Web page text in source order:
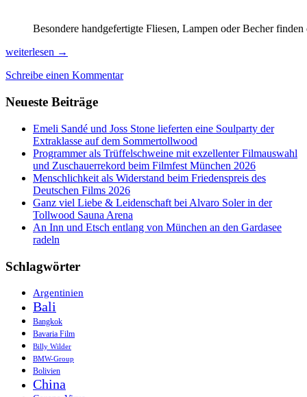
Besondere handgefertigte Fliesen, Lampen oder Becher
Genuss
Handwerk
der
Handwerk
erleben!
weiterlesen →
Schreibe einen Kommentar
Neueste Beiträge
Emeli Sandé und Joss Stone lieferten eine Soulparty der
Extraklasse auf dem Sommertollwood
Programmer als Trüffelschweine mit exzellenter Filmauswahl
und Zuschauerrekord beim Filmfest München 2026
Menschlichkeit als Widerstand beim Friedenspreis des
Deutschen Films 2026
Ganz viel Liebe & Leidenschaft bei Alvaro Soler in der
Tollwood Sauna Arena
An Inn und Etsch entlang von München an den Gardasee
radeln
Schlagwörter
Argentinien
Bali
Bangkok
Bavaria Film
Billy Wilder
BMW-Group
Bolivien
China